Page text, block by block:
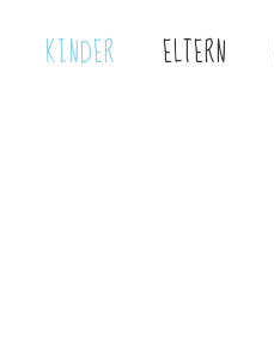
KINDER ELTERN